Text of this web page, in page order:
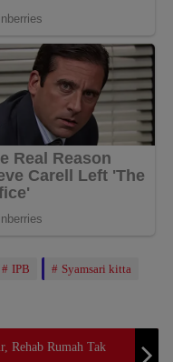
IPB Syamsari kitta
Rehab Rumah Tak